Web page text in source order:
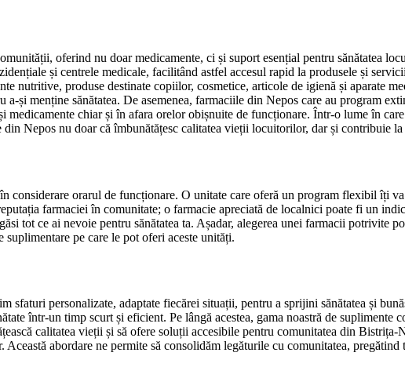
oferind nu doar medicamente, ci și suport esențial pentru sănătatea
și centrele medicale, facilitând astfel accesul rapid la produsele și
nutritive, produse destinate copiilor, cosmetice, articole de igienă și aparate
și menține sănătatea. De asemenea, farmaciile din Nepos care au program
chiar și în afara orelor obișnuite de funcționare. Într-o lume în
Nepos nu doar că îmbunătățesc calitatea vieții locuitorilor, dar și contribuie la
orarul de funcționare. O unitate care oferă un program flexibil îți
farmaciei în comunitate; o farmacie apreciată de localnici poate fi un
tot ce ai nevoie pentru sănătatea ta. Așadar, alegerea unei farmacii potrivite
pe care le pot oferi aceste unități.
personalizate, adaptate fiecărei situații, pentru a sprijini sănătatea și
într-un timp scurt și eficient. Pe lângă acestea, gama noastră de suplimente
calitatea vieții și să ofere soluții accesibile pentru comunitatea din Bistrița-
abordare ne permite să consolidăm legăturile cu comunitatea,